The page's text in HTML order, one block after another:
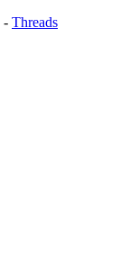
- Threads